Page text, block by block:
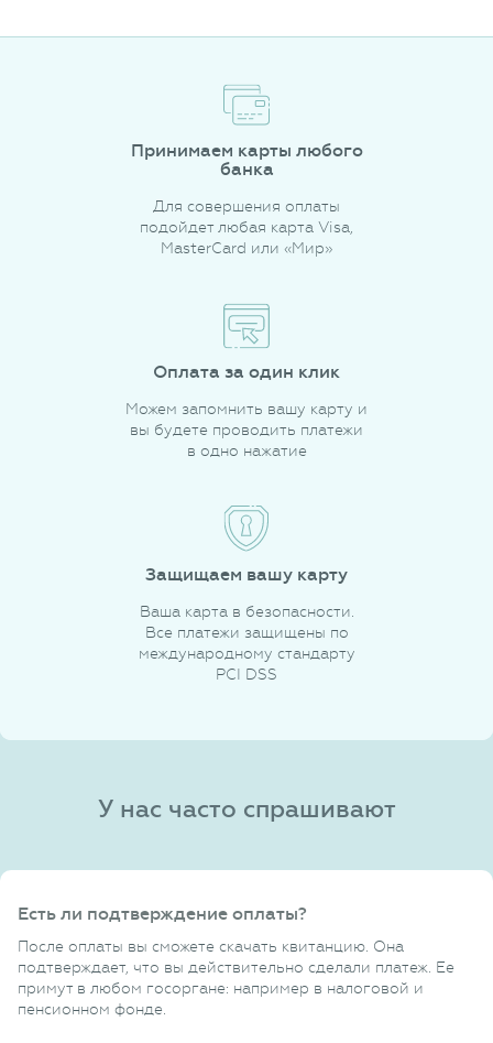
Принимаем карты любого
банка
Для совершения оплаты
подойдет любая карта Visa,
MasterCard или «Мир»
Оплата за один клик
Можем запомнить вашу карту и
вы будете проводить платежи
в одно нажатие
Защищаем вашу карту
Ваша карта в безопасности.
Все платежи защищены по
международному стандарту
PCI DSS
У нас часто спрашивают
Есть ли подтверждение оплаты?
После оплаты вы сможете скачать квитанцию. Она
подтверждает, что вы действительно сделали платеж. Ее
примут в любом госоргане: например в налоговой и
пенсионном фонде.